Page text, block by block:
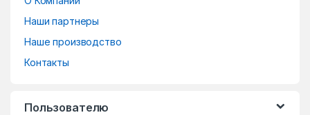
Наши партнеры
Наше производство
Контакты
Пользователю